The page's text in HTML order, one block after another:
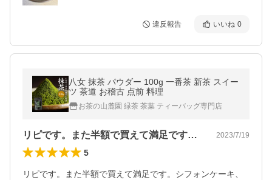
違反報告 いいね 0
八女 抹茶 パウダー 100g 一番茶 新茶 スイー
ツ 茶道 お稽古 点前 料理
お茶の山麓園 緑茶 茶葉 ティーバッグ専門店
リピです。また半額で買えて満足です。シ… 2023/7/19
5
リピです。また半額で買えて満足です。シフォンケーキ、